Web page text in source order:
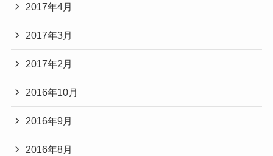
2017年4月
2017年3月
2017年2月
2016年10月
2016年9月
2016年8月